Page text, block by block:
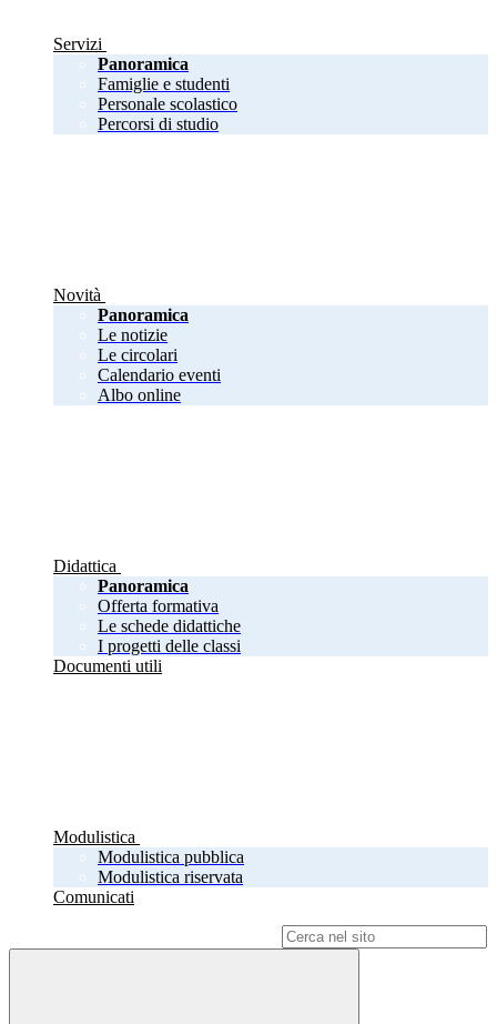
Servizi
Panoramica
Famiglie e studenti
Personale scolastico
Percorsi di studio
Novità
Panoramica
Le notizie
Le circolari
Calendario eventi
Albo online
Didattica
Panoramica
Offerta formativa
Le schede didattiche
I progetti delle classi
Documenti utili
Modulistica
Modulistica pubblica
Modulistica riservata
Comunicati